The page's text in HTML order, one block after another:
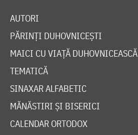
AUTORI
PĂRINȚI DUHOVNICEȘTI
MAICI CU VIAȚĂ DUHOVNICEASCĂ
TEMATICĂ
SINAXAR ALFABETIC
MĂNĂSTIRI ȘI BISERICI
CALENDAR ORTODOX